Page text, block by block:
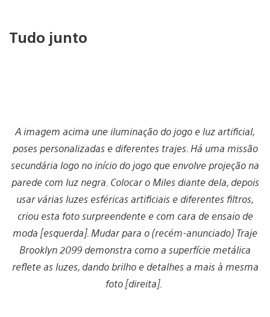
Tudo junto
A imagem acima une iluminação do jogo e luz artificial,
poses personalizadas e diferentes trajes. Há uma missão
secundária logo no início do jogo que envolve projeção na
parede com luz negra. Colocar o Miles diante dela, depois
usar várias luzes esféricas artificiais e diferentes filtros,
criou esta foto surpreendente e com cara de ensaio de
moda [esquerda]. Mudar para o (recém-anunciado) Traje
Brooklyn 2099 demonstra como a superfície metálica
reflete as luzes, dando brilho e detalhes a mais à mesma
foto [direita].